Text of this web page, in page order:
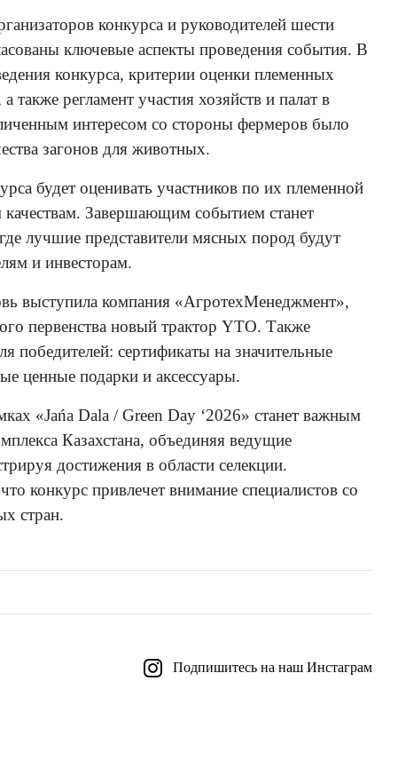
конкурса и руководителей шести
ключевые аспекты проведения события. В
конкурса, критерии оценки племенных
также регламент участия хозяйств и палат в
интересом со стороны фермеров было
загонов для животных.
будет оценивать участников по их племенной
Завершающим событием станет
лучшие представители мясных пород будут
и инвесторам.
выступила компания «АгротехМенеджмент»,
первенства новый трактор YTO. Также
победителей: сертификаты на значительные
ценные подарки и аксессуары.
«Jańa Dala / Green Day ‘2026» станет важным
Казахстана, объединяя ведущие
достижения в области селекции.
конкурс привлечет внимание специалистов со
стран.
Подпишитесь на наш Инстаграм